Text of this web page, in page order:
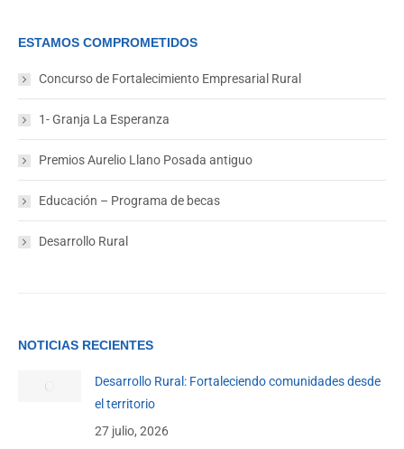
ESTAMOS COMPROMETIDOS
Concurso de Fortalecimiento Empresarial Rural
1- Granja La Esperanza
Premios Aurelio Llano Posada antiguo
Educación – Programa de becas
Desarrollo Rural
NOTICIAS RECIENTES
Desarrollo Rural: Fortaleciendo comunidades desde
el territorio
27 julio, 2026